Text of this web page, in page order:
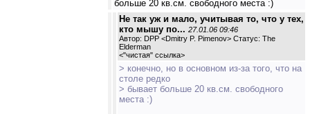
больше 20 кв.см. свободного места :)
Не так уж и мало, учитывая то, что у тех,
кто мышу по... 27.01.06 09:46
Автор: DPP <Dmitry P. Pimenov> Статус: The
Elderman
<"чистая" ссылка>
> конечно, но в основном из-за того, что на
столе редко
> бывает больше 20 кв.см. свободного
места :)